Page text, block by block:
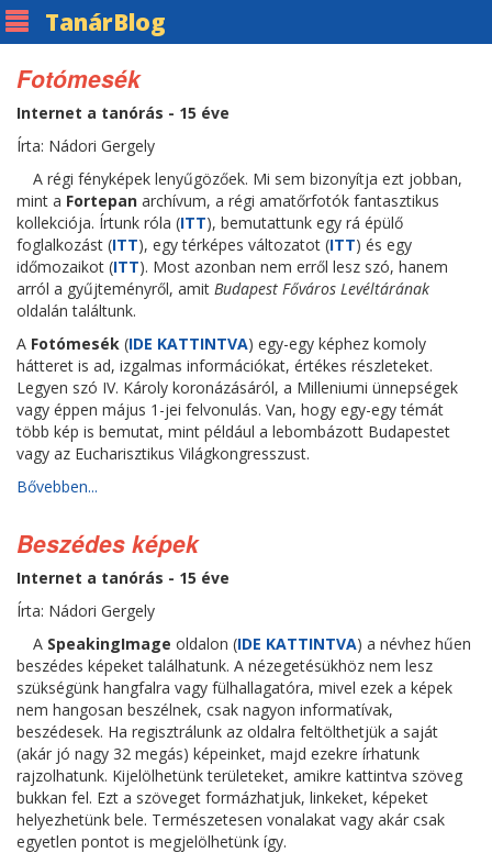
TanárBlog
Fotómesék
Internet a tanórás - 15 éve
Írta: Nádori Gergely
A régi fényképek lenyűgözőek. Mi sem bizonyítja ezt jobban,
mint a Fortepan archívum, a régi amatőrfotók fantasztikus
kollekciója. Írtunk róla (ITT), bemutattunk egy rá épülő
foglalkozást (ITT), egy térképes változatot (ITT) és egy
időmozaikot (ITT). Most azonban nem erről lesz szó, hanem
arról a gyűjteményről, amit Budapest Főváros Levéltárának
oldalán találtunk.
A Fotómesék (IDE KATTINTVA) egy-egy képhez komoly
hátteret is ad, izgalmas információkat, értékes részleteket.
Legyen szó IV. Károly koronázásáról, a Milleniumi ünnepségek
vagy éppen május 1-jei felvonulás. Van, hogy egy-egy témát
több kép is bemutat, mint például a lebombázott Budapestet
vagy az Eucharisztikus Világkongresszust.
Bővebben...
Beszédes képek
Internet a tanórás - 15 éve
Írta: Nádori Gergely
A SpeakingImage oldalon (IDE KATTINTVA) a névhez hűen
beszédes képeket találhatunk. A nézegetésükhöz nem lesz
szükségünk hangfalra vagy fülhallagatóra, mivel ezek a képek
nem hangosan beszélnek, csak nagyon informatívak,
beszédesek. Ha regisztrálunk az oldalra feltölthetjük a saját
(akár jó nagy 32 megás) képeinket, majd ezekre írhatunk
rajzolhatunk. Kijelölhetünk területeket, amikre kattintva szöveg
bukkan fel. Ezt a szöveget formázhatjuk, linkeket, képeket
helyezhetünk bele. Természetesen vonalakat vagy akár csak
egyetlen pontot is megjelölhetünk így.